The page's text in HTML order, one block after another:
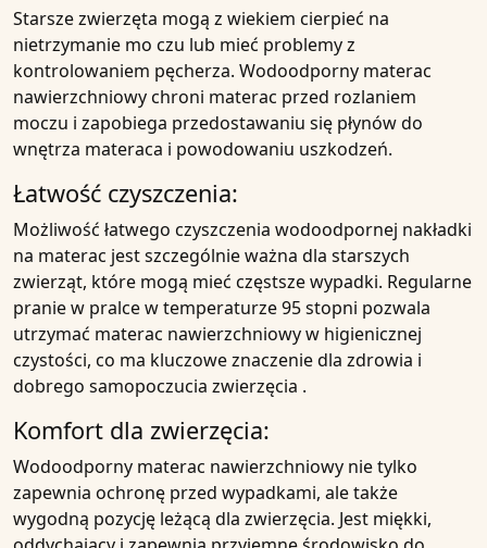
Starsze zwierzęta mogą z wiekiem cierpieć na
nietrzymanie mo czu lub mieć problemy z
kontrolowaniem pęcherza. Wodoodporny materac
nawierzchniowychroni materac przed rozlaniem
moczu i zapobiega przedostawaniu się płynów do
wnętrza materaca i powodowaniu uszkodzeń.
Łatwość czyszczenia:
Możliwość łatwego czyszczenia wodoodpornej nakładki
na materac jest szczególnie ważna dla starszych
zwierząt, które mogą mieć częstsze wypadki. Regularne
pranie w pralce w temperaturze 95 stopni pozwala
utrzymać materac nawierzchniowyw higienicznej
czystości, co ma kluczowe znaczenie dla zdrowia i
dobrego samopoczucia zwierzęcia .
Komfort dla zwierzęcia:
Wodoodporny materac nawierzchniowy nie tylko
zapewnia ochronę przed wypadkami, ale także
wygodną pozycję leżącą dla zwierzęcia. Jest miękki,